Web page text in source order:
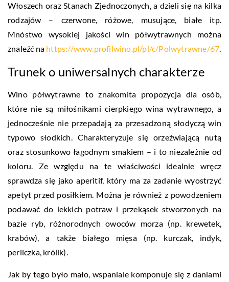
Włoszech oraz Stanach Zjednoczonych, a dzieli się na kilka
rodzajów – czerwone, różowe, musujące, białe itp.
Mnóstwo wysokiej jakości win półwytrawnych można
znaleźć na https://www.profilwino.pl/pl/c/Polwytrawne/67.
Trunek o uniwersalnych charakterze
Wino półwytrawne to znakomita propozycja dla osób,
które nie są miłośnikami cierpkiego wina wytrawnego, a
jednocześnie nie przepadają za przesadzoną słodyczą win
typowo słodkich. Charakteryzuje się orzeźwiającą nutą
oraz stosunkowo łagodnym smakiem – i to niezależnie od
koloru. Ze względu na te właściwości idealnie wręcz
sprawdza się jako aperitif, który ma za zadanie wyostrzyć
apetyt przed posiłkiem. Można je również z powodzeniem
podawać do lekkich potraw i przekąsek stworzonych na
bazie ryb, różnorodnych owoców morza (np. krewetek,
krabów), a także białego mięsa (np. kurczak, indyk,
perliczka, królik).
Jak by tego było mało, wspaniale komponuje się z daniami